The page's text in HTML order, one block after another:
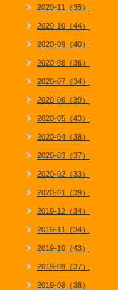
2020-11（35）
2020-10（44）
2020-09（40）
2020-08（36）
2020-07（34）
2020-06（39）
2020-05（43）
2020-04（38）
2020-03（37）
2020-02（33）
2020-01（39）
2019-12（34）
2019-11（34）
2019-10（43）
2019-09（37）
2019-08（38）